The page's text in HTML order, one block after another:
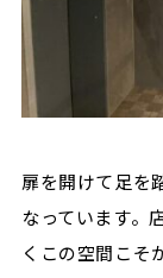
扉を開けて足を
なっています。
くこの空間こそ